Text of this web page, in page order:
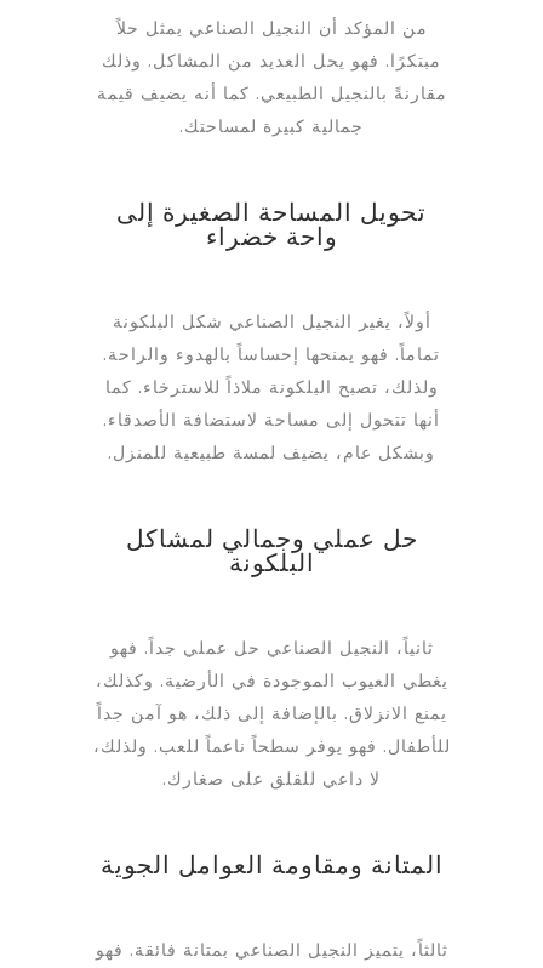
من المؤكد أن النجيل الصناعي يمثل حلاً
مبتكرًا. فهو يحل العديد من المشاكل. وذلك
مقارنةً بالنجيل الطبيعي. كما أنه يضيف قيمة
جمالية كبيرة لمساحتك.
تحويل المساحة الصغيرة إلى
واحة خضراء
أولاً، يغير النجيل الصناعي شكل البلكونة
تماماً. فهو يمنحها إحساساً بالهدوء والراحة.
ولذلك، تصبح البلكونة ملاذاً للاسترخاء. كما
أنها تتحول إلى مساحة لاستضافة الأصدقاء.
وبشكل عام، يضيف لمسة طبيعية للمنزل.
حل عملي وجمالي لمشاكل
البلكونة
ثانياً، النجيل الصناعي حل عملي جداً. فهو
يغطي العيوب الموجودة في الأرضية. وكذلك،
يمنع الانزلاق. بالإضافة إلى ذلك، هو آمن جداً
للأطفال. فهو يوفر سطحاً ناعماً للعب. ولذلك،
لا داعي للقلق على صغارك.
المتانة ومقاومة العوامل الجوية
ثالثاً، يتميز النجيل الصناعي بمتانة فائقة. فهو